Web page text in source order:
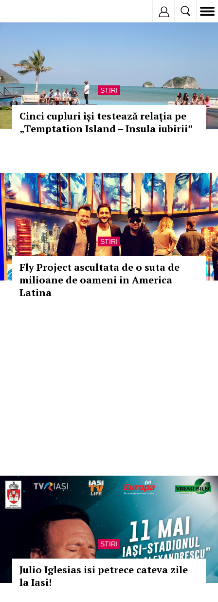
STIRI
Cinci cupluri își testează relația pe
„Temptation Island – Insula iubirii”
STIRI
Fly Project ascultata de o suta de
milioane de oameni in America
Latina
STIRI
Julio Iglesias isi petrece cateva zile
la Iasi!